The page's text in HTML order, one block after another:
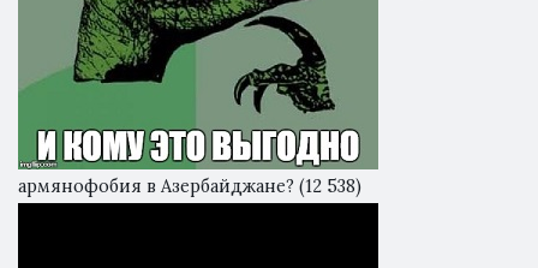
армянофобия в Азербайджане? (12 538)